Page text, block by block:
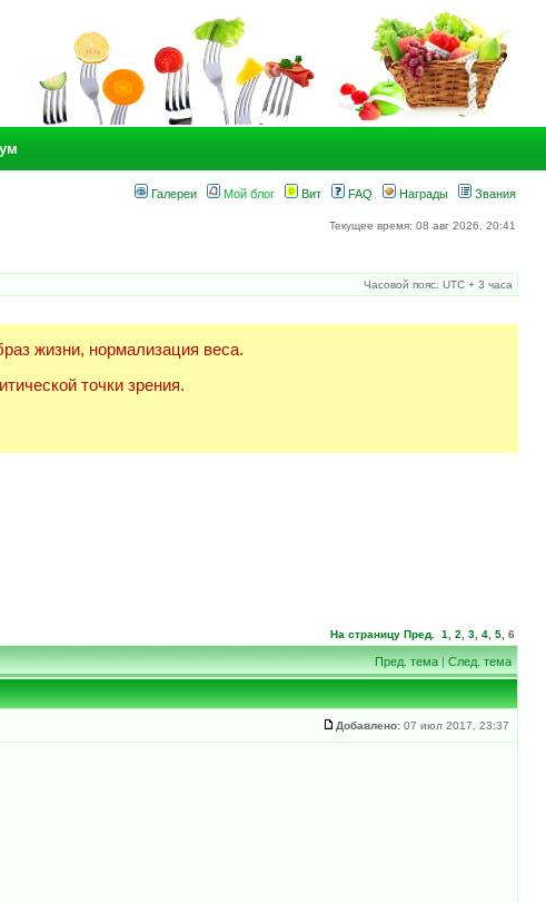
Галереи Мой блог Вит FAQ Награды Звания
Текущее время: 08 авг 2026, 20:41
Часовой пояс: UTC + 3 часа
жизни, нормализация веса.
точки зрения.
На страницу Пред. 1 2 3 4 5 6
Пред. тема|След. тема
Добавлено: 07 июл 2017, 23:37